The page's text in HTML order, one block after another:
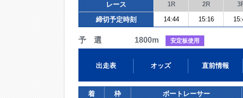
レース 1R 2R
締切予定時刻 14:44 15:16
予 選 1800m 安定板使用
出走表 オッズ 直前情報
着 枠 ボートレーサー